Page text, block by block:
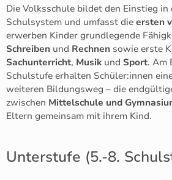
Die Volksschule bildet den Einstieg in
Schulsystem und umfasst die ersten
erwerben Kinder grundlegende
Schreiben und Rechnen sowie erste
Sachunterricht, Musikund Sport. Am
Schulstufe erhalten Schüler:innen
weiteren Bildungsweg – die
zwischen Mittelschule und
Eltern gemeinsam mit ihrem Kind.
Unterstufe (5.-8.